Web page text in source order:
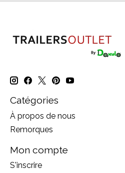
Catégories
À propos de nous
Remorques
Mon compte
S'inscrire